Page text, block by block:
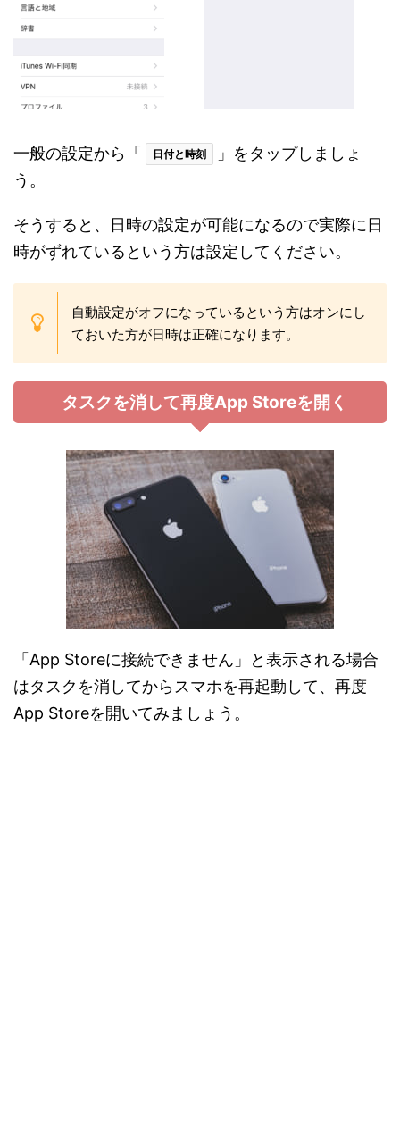
一般の設定から「 日付と時刻
」をタップしましょ
う。
そうすると、日時の設定が可能になるので実際に日
時がずれているという方は設定してください。
自動設定がオフになっているという方はオンにし
ておいた方が日時は正確になります。
タスクを消して再度App Storeを開く
「App Storeに接続できません」と表示される場合
はタスクを消してからスマホを再起動して、再度
App Storeを開いてみましょう。